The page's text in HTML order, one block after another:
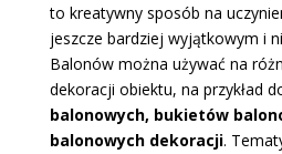
to kreatywny sposób na
jeszcze bardziej wyjątkowym i
Balonów można używać na
dekoracji obiektu, na przykład
balonowych, bukietów
balonowych dekoracji.